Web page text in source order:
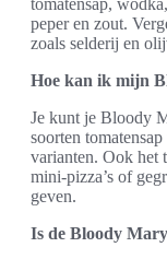
peper en zout.
zoals selderij en
Hoe kan ik mijn
Je kunt je Bloody
soorten
varianten. Ook het
mini-pizza’s of
geven.
Is de Bloody